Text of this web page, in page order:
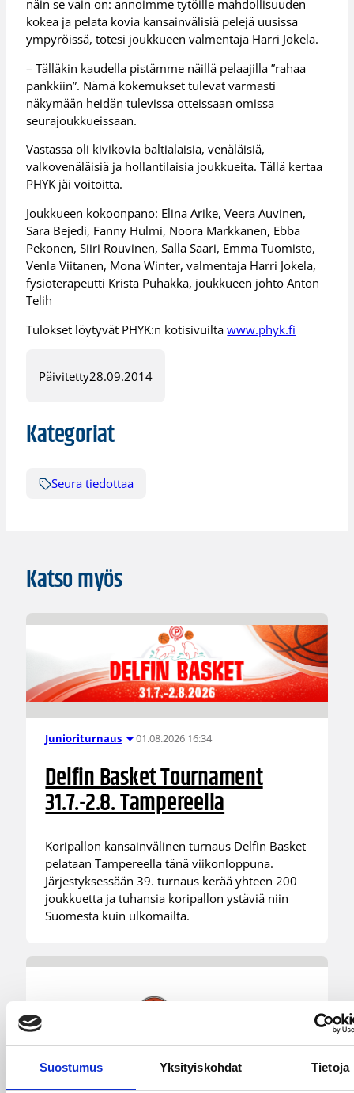
Suostumus Yksityiskohdat Tietoja
näin se vain on: annoimme tytöille mahdollisuuden
kokea ja pelata kovia kansainvälisiä pelejä uusissa
ympyröissä, totesi joukkueen valmentaja Harri Jokela.
– Tälläkin kaudella pistämme näillä pelaajilla ”rahaa
pankkiin”. Nämä kokemukset tulevat varmasti
näkymään heidän tulevissa otteissaan omissa
seurajoukkueissaan.
Vastassa oli kivikovia baltialaisia, venäläisiä,
valkovenäläisiä ja hollantilaisia joukkueita. Tällä kertaa
PHYK jäi voitoitta.
Joukkueen kokoonpano: Elina Arike, Veera Auvinen,
Sara Bejedi, Fanny Hulmi, Noora Markkanen, Ebba
Pekonen, Siiri Rouvinen, Salla Saari, Emma Tuomisto,
Venla Viitanen, Mona Winter, valmentaja Harri Jokela,
fysioterapeutti Krista Puhakka, joukkueen johto Anton
Telih
Tulokset löytyvät PHYK:n kotisivuiltawww.phyk.fi
Päivitetty28.09.2014
Kategoriat
Seura tiedottaa
Katso myös
Junioriturnaus 01.08.2026 16:34
Delfin Basket Tournament
31.7.-2.8. Tampereella
Koripallon kansainvälinen turnaus Delfin Basket
pelataan Tampereella tänä viikonloppuna.
Järjestyksessään 39. turnaus kerää yhteen 200
joukkuetta ja tuhansia koripallon ystäviä niin
Suomesta kuin ulkomailta.